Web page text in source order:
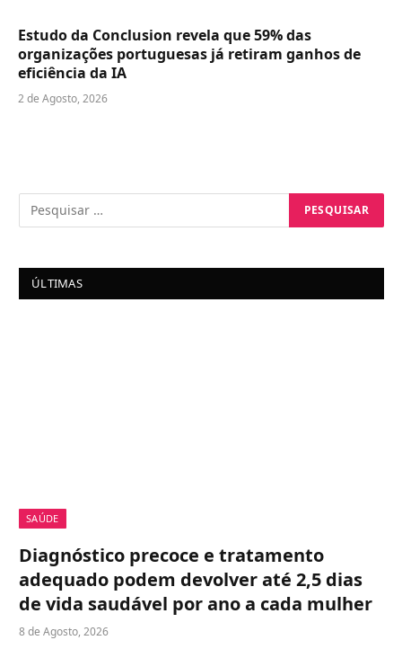
Estudo da Conclusion revela que 59% das
organizações portuguesas já retiram ganhos de
eficiência da IA
2 de Agosto, 2026
ÚLTIMAS
SAÚDE
Diagnóstico precoce e tratamento
adequado podem devolver até 2,5 dias
de vida saudável por ano a cada mulher
8 de Agosto, 2026